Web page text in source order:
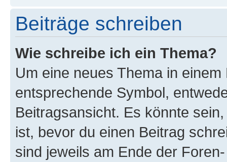
Beiträge schreiben
Wie schreibe ich ein Thema?
Um eine neues Thema in
entsprechende Symbol,
Beitragsansicht. Es könnte
ist, bevor du einen Beitrag
sind jeweils am Ende der